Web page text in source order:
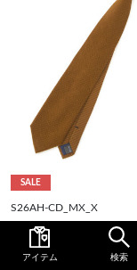
SALE
S26AH-CD_MX_X
【SILVER LINE】コット
ド系ネクタイ 8.0cm幅/
アイテム 検索